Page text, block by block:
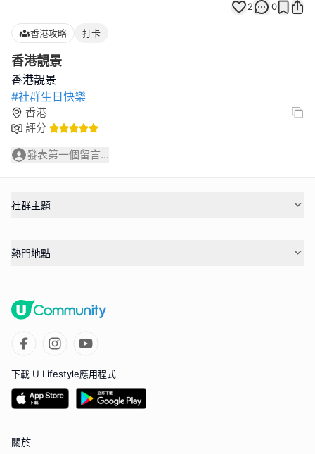
2 0
香港攻略 打卡
香港靚景
#社群生日快樂
香港
評分
發表第一個留言...
社群主題
熱門地點
下載 U Lifestyle應用程式
關於